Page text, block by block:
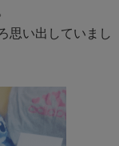
思い出していまし